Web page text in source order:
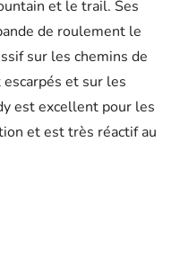
et le trail. Ses
de roulement le
sur les chemins de
et sur les
est excellent pour les
et est très réactif au